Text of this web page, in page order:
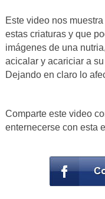
Este video nos
estas criaturas y que
imágenes de una
acicalar y acariciar a
Dejando en claro lo
Comparte este video
enternecerse con esta